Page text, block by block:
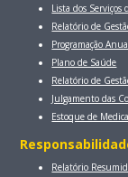
Lista dos Serviços
Relatório de
Programação
Plano de Saúde
Relatório de
Julgamento das
Estoque de
Relatório